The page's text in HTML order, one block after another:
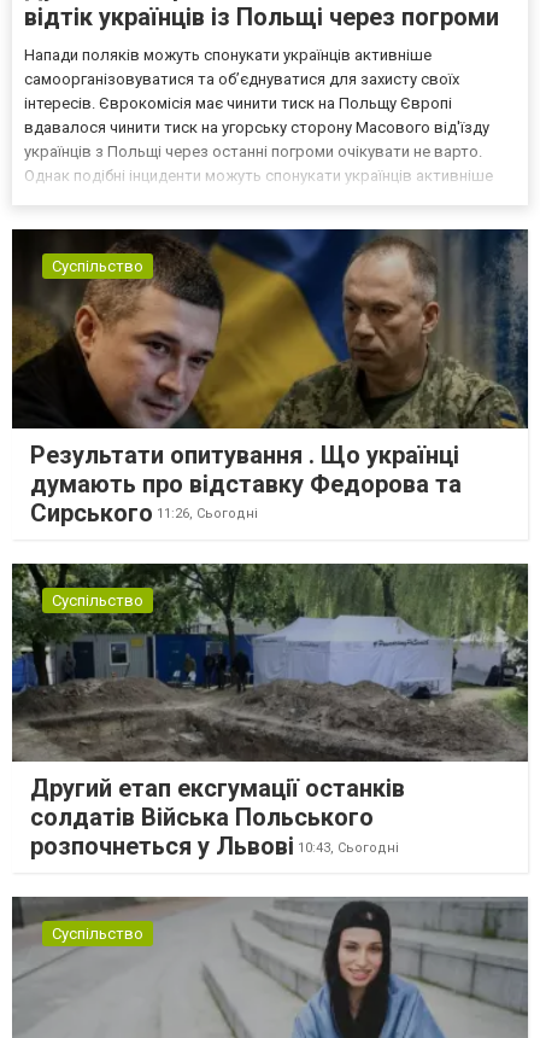
відтік українців із Польщі через погроми
Напади поляків можуть спонукати українців активніше
самоорганізовуватися та об’єднуватися для захисту своїх
інтересів. Єврокомісія має чинити тиск на Польщу Європі
вдавалося чинити тиск на угорську сторону Масового від'їзду
українців з Польщі через останні погроми очікувати не варто.
Однак подібні інциденти можуть спонукати українців активніше
Суспільство
Результати опитування . Що українці
думають про відставку Федорова та
Сирського 11:26, Сьогодні
Суспільство
Другий етап ексгумації останків
солдатів Війська Польського
розпочнеться у Львові 10:43, Сьогодні
Суспільство